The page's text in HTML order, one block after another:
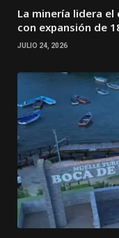
La minería lidera
con expansión de
JULIO 24, 2026